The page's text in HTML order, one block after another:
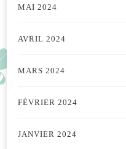
MAI 2024
AVRIL 2024
MARS 2024
FÉVRIER 2024
JANVIER 2024